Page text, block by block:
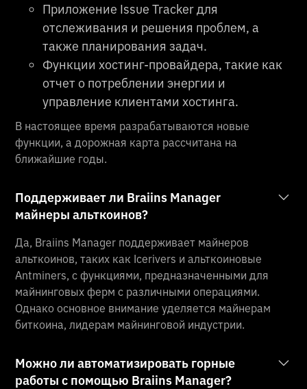
Приложение Issue Tracker для
отслеживания и решения проблем, а
также планирования задач.
Функции хостинг-провайдера, такие как
отчет о потреблении энергии и
управление клиентами хостинга.
В настоящее время разрабатываются новые
функции, а дорожная карта рассчитана на
ближайшие годы.
Поддерживает ли Braiins Manager
майнеры альткоинов?
Да, Braiins Manager поддерживает майнеров
альткоинов, таких как Icerivers и альткоиновые
Antminers, с функциями, предназначенными для
майнинговых ферм с различными операциями.
Однако основное внимание уделяется майнерам
биткоина, лидерам майнинговой индустрии.
Можно ли автоматизировать горные
работы с помощью Braiins Manager?